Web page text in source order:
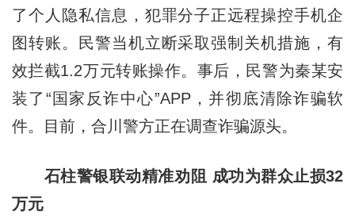
了个人隐私信息，犯罪分子正远程操控手机企
图转账。民警当机立断采取强制关机措施，有
效拦截1.2万元转账操作。事后，民警为秦某安
装了“国家反诈中心”APP，并彻底清除诈骗软
件。目前，合川警方正在调查诈骗源头。
石柱警银联动精准劝阻 成功为群众止损32
万元